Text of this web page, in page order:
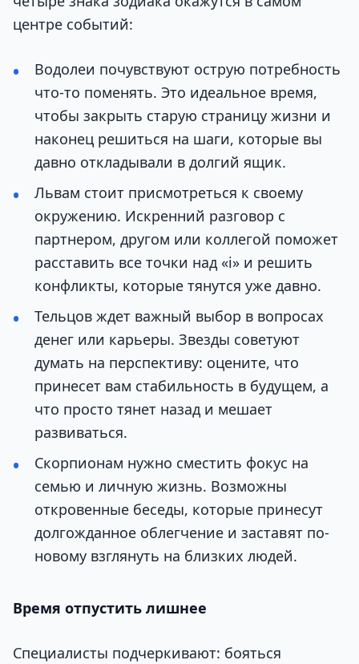
центре событий:
Водолеи почувствуют острую потребность
что-то поменять. Это идеальное время,
чтобы закрыть старую страницу жизни и
наконец решиться на шаги, которые вы
давно откладывали в долгий ящик.
Львам стоит присмотреться к своему
окружению. Искренний разговор с
партнером, другом или коллегой поможет
расставить все точки над «i» и решить
конфликты, которые тянутся уже давно.
Тельцов ждет важный выбор в вопросах
денег или карьеры. Звезды советуют
думать на перспективу: оцените, что
принесет вам стабильность в будущем, а
что просто тянет назад и мешает
развиваться.
Скорпионам нужно сместить фокус на
семью и личную жизнь. Возможны
откровенные беседы, которые принесут
долгожданное облегчение и заставят по-
новому взглянуть на близких людей.
Время отпустить лишнее
Специалисты подчеркивают: бояться